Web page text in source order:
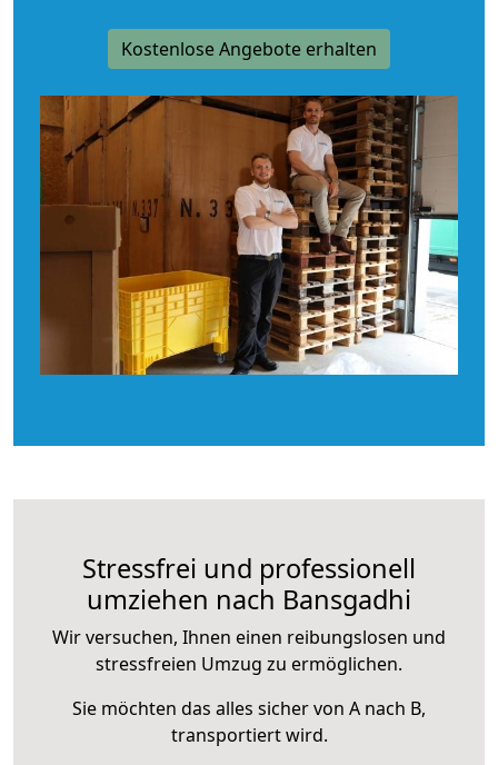
Kostenlose Angebote erhalten
Stressfrei und professionell
umziehen nach Bansgadhi
Wir versuchen, Ihnen einen reibungslosen und
stressfreien Umzug zu ermöglichen.
Sie möchten das alles sicher von A nach B,
transportiert wird.